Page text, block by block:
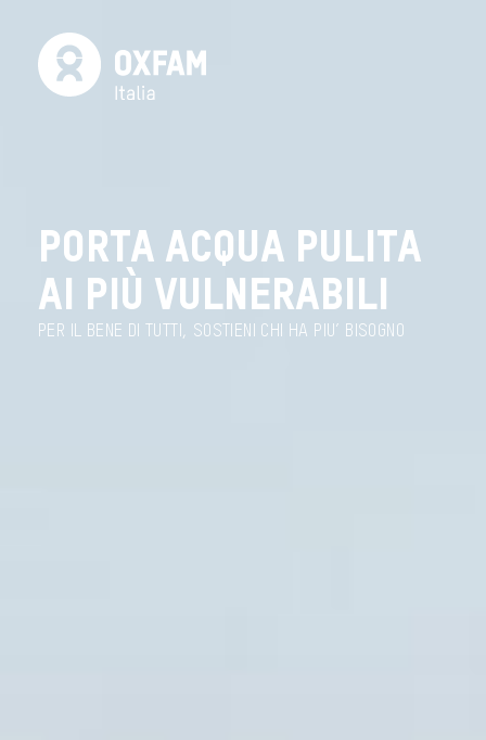
PORTA ACQUA PULITA
AI PIÙ VULNERABILI
PER IL BENE DI TUTTI, SOSTIENI CHI HA PIU’ BISOGNO